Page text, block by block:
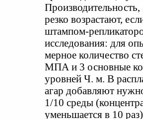
резко возрастают,
штампом-
исследования: для
мерное количество
МПА и 3 основные
уровней Ч. м. В
агар добавляют
1/10 среды
уменьшается в 10